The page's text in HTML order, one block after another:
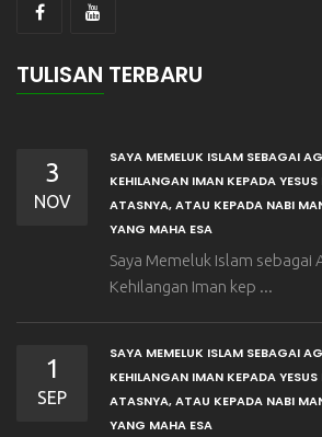
TULISAN TERBARU
3
NOV
SAYA MEMELUK ISLAM SEBAGAI
KEHILANGAN IMAN KEPADA
ATASNYA, ATAU KEPADA NABI
YANG MAHA ESA
Saya Memeluk Islam sebagai
Kehilangan Iman kep ...
1
SEP
SAYA MEMELUK ISLAM SEBAGAI
KEHILANGAN IMAN KEPADA
ATASNYA, ATAU KEPADA NABI
YANG MAHA ESA